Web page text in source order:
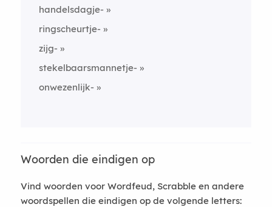
handelsdagje-
ringscheurtje-
zijg-
stekelbaarsmannetje-
onwezenlijk-
Woorden die eindigen op
Vind woorden voor Wordfeud, Scrabble en andere
woordspellen die eindigen op de volgende letters: